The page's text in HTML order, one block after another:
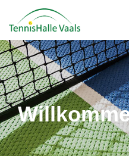
Zum
Inhalt
springen